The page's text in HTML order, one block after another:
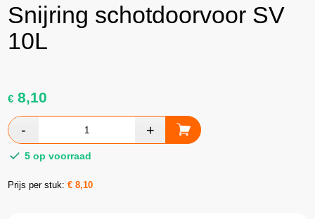
Snijring schotdoorvoor SV
10L
€ 8,10
5 op voorraad
Prijs per stuk:€8,10